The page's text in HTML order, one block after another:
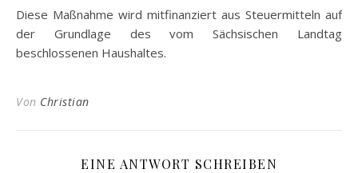
Diese Maßnahme wird mitfinanziert aus Steuermitteln auf
der Grundlage des vom Sächsischen Landtag
beschlossenen Haushaltes.
Von Christian
EINE ANTWORT SCHREIBEN